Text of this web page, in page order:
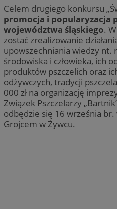
Celem drugiego konkursu
promocja i popularyzacja
województwa śląskiego.
zostać zrealizowanie
upowszechniania wiedzy nt.
środowiska i człowieka, ich
produktów pszczelich oraz
odżywczych, tradycji
000 zł na organizację
Związek Pszczelarzy
odbędzie się 16 września
Grojcem w Żywcu.